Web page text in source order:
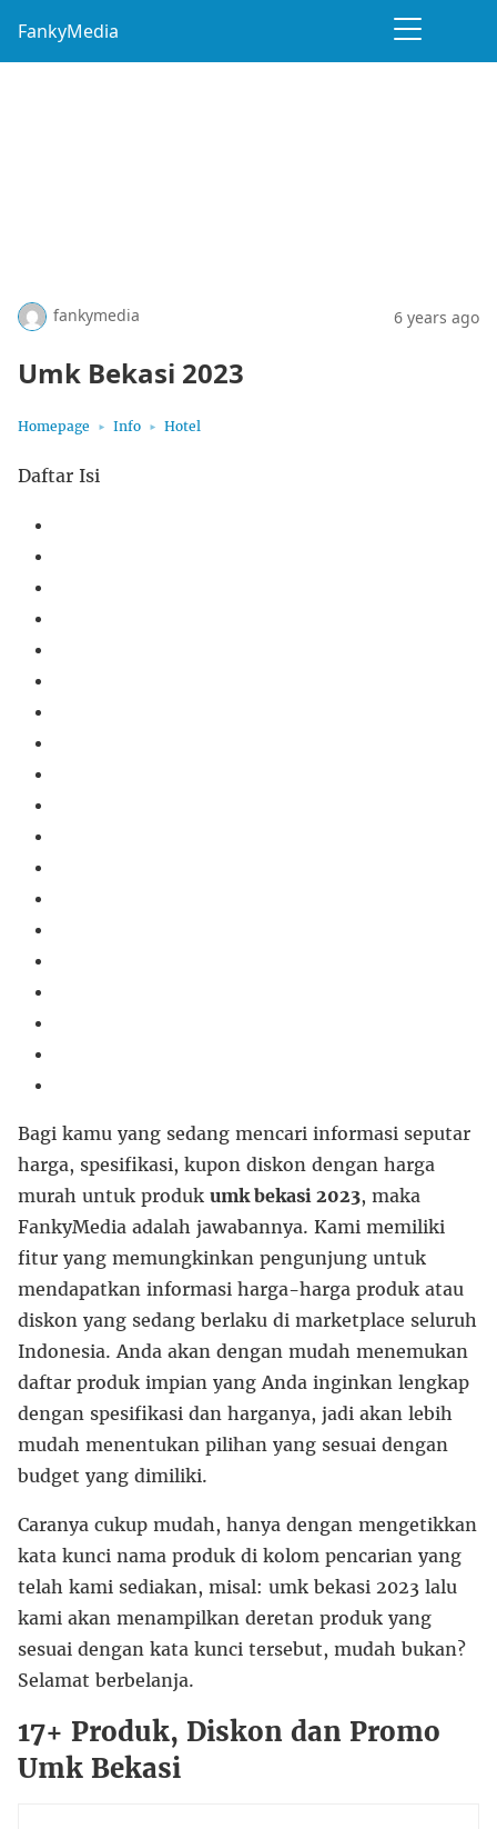
FankyMedia
fankymedia 6 years ago
Umk Bekasi 2023
Homepage Info Hotel
Daftar Isi
Bagi kamu yang sedang mencari informasi seputar
harga, spesifikasi, kupon diskon dengan harga
murah untuk produk umk bekasi 2023, maka
FankyMedia adalah jawabannya. Kami memiliki
fitur yang memungkinkan pengunjung untuk
mendapatkan informasi harga-harga produk atau
diskon yang sedang berlaku di marketplace seluruh
Indonesia. Anda akan dengan mudah menemukan
daftar produk impian yang Anda inginkan lengkap
dengan spesifikasi dan harganya, jadi akan lebih
mudah menentukan pilihan yang sesuai dengan
budget yang dimiliki.
Caranya cukup mudah, hanya dengan mengetikkan
kata kunci nama produk di kolom pencarian yang
telah kami sediakan, misal: umk bekasi 2023 lalu
kami akan menampilkan deretan produk yang
sesuai dengan kata kunci tersebut, mudah bukan?
Selamat berbelanja.
17+ Produk, Diskon dan Promo
Umk Bekasi